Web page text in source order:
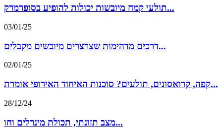
תולעי קמח מיובשות יכולות להופיע בסופרמרק...
03/01/25
דרכים מדהימות שצרצרים מיובשים מקבלים...
02/01/25
קפה, קרואסונים, תולעים? סוכנות האיחוד האירופי אומרת...
28/12/24
מצב תזונתי, תכולת מינרלים וחו...